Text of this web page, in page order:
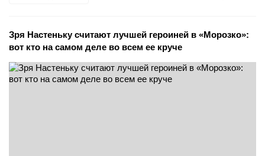
Зря Настеньку считают лучшей героиней в «Морозко»:
вот кто на самом деле во всем ее круче